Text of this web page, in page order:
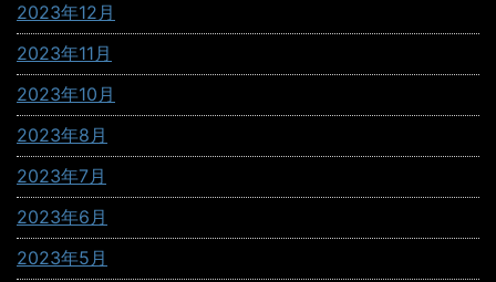
2023年12月
2023年11月
2023年10月
2023年8月
2023年7月
2023年6月
2023年5月